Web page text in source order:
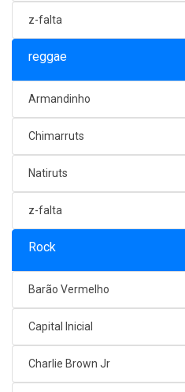
z-falta
reggae
Armandinho
Chimarruts
Natiruts
z-falta
Rock
Barão Vermelho
Capital Inicial
Charlie Brown Jr